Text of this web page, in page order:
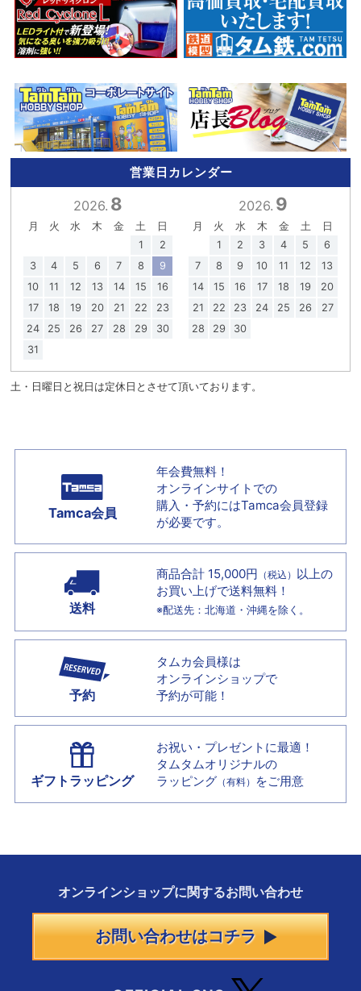
営業日カレンダー
2026. 8
月 火 水 木 金 土
日
1
2
3
4 5 6 7 8
9
10
11 12 13 14 15
16
17
18 19 20 21 22
23
24
25 26 27 28 29
30
31
2026. 9
月 火 水 木 金 土
日
1
2 3 4 5
6
7
8 9 10 11 12
13
14
15 16 17 18 19
20
21
22 23 24 25 26
27
28
29 30
土・日曜日と祝日は定休日とさせて頂いております。
Tamca会員
年会費無料！
オンラインサイトでの
購入・予約にはTamca会員登録
が必要です。
送料
商品合計 15,000円 （税込） 以上の
お買い上げで送料無料！
※配送先：北海道・沖縄を除く。
予約
タムカ会員様は
オンラインショップで
予約が可能！
ギフトラッピング
お祝い・プレゼントに最適！
タムタムオリジナルの
ラッピング （有料） をご用意
オンラインショップに関するお問い合わせ
お問い合わせはコチラ